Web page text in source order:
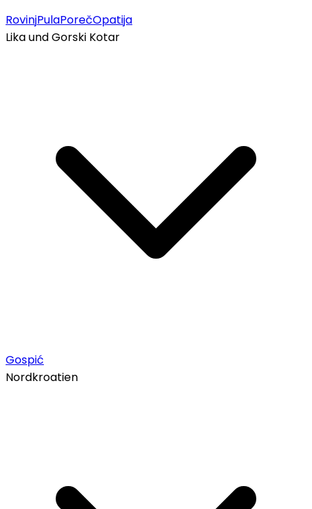
RovinjPulaPorečOpatija
Lika und Gorski Kotar
Gospić
Nordkroatien